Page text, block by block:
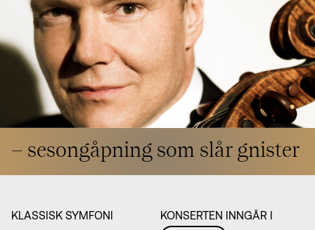
TSOs venner
Bærekraft & samfunn
TSO mot 2030
Opera
Barn & unge
TSO talent
Princess Astrid International Music Competition
Jobbe hos oss
Samarbeidspartnere
Nyheter
– sesongåpning som slår gnister
KLASSISK SYMFONI
KONSERTEN INNGÅR I